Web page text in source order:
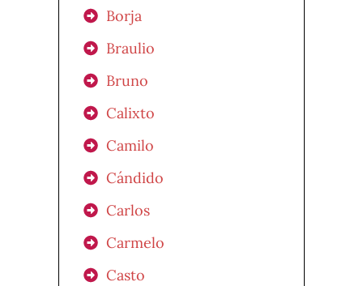
Borja
Braulio
Bruno
Calixto
Camilo
Cándido
Carlos
Carmelo
Casto